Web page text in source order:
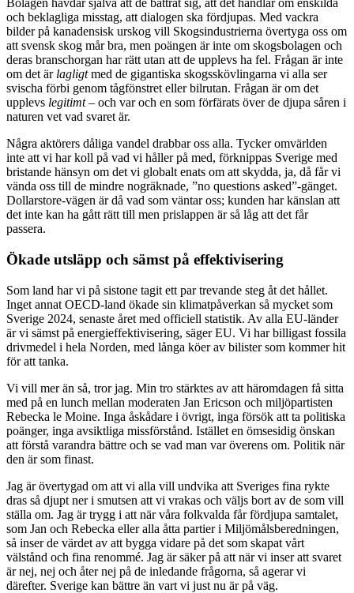
Bolagen hävdar själva att de bättrat sig, att det handlar om enskilda
och beklagliga misstag, att dialogen ska fördjupas. Med vackra
bilder på kanadensisk urskog vill Skogsindustrierna övertyga oss om
att svensk skog mår bra, men poängen är inte om skogsbolagen och
deras branschorgan har rätt utan att de upplevs ha fel. Frågan är inte
om det är lagligtmed de gigantiska skogsskövlingarna vi alla ser
svischa förbi genom tågfönstret eller bilrutan. Frågan är om det
upplevs legitimt– och var och en som förfärats över de djupa såren i
naturen vet vad svaret är.
Några aktörers dåliga vandel drabbar oss alla. Tycker omvärlden
inte att vi har koll på vad vi håller på med, förknippas Sverige med
bristande hänsyn om det vi globalt enats om att skydda, ja, då får vi
vända oss till de mindre nogräknade, ”no questions asked”-gänget.
Dollarstore-vägen är då vad som väntar oss; kunden har känslan att
det inte kan ha gått rätt till men prislappen är så låg att det får
passera.
Ökade utsläpp och sämst på effektivisering
Som land har vi på sistone tagit ett par trevande steg åt det hållet.
Inget annat OECD-land ökade sin klimatpåverkan så mycket som
Sverige 2024, senaste året med officiell statistik. Av alla EU-länder
är vi sämst på energieffektivisering, säger EU. Vi har billigast fossila
drivmedel i hela Norden, med långa köer av bilister som kommer hit
för att tanka.
Vi vill mer än så, tror jag. Min tro stärktes av att häromdagen få sitta
med på en lunch mellan moderaten Jan Ericson och miljöpartisten
Rebecka le Moine. Inga åskådare i övrigt, inga försök att ta politiska
poänger, inga avsiktliga missförstånd. Istället en ömsesidig önskan
att förstå varandra bättre och se vad man var överens om. Politik när
den är som finast.
Jag är övertygad om att vi alla vill undvika att Sveriges fina rykte
dras så djupt ner i smutsen att vi vrakas och väljs bort av de som vill
ställa om. Jag är trygg i att när våra folkvalda får fördjupa samtalet,
som Jan och Rebecka eller alla åtta partier i Miljömålsberedningen,
så inser de värdet av att bygga vidare på det som skapat vårt
välstånd och fina renommé. Jag är säker på att när vi inser att svaret
är nej, nej och åter nej på de inledande frågorna, så agerar vi
därefter. Sverige kan bättre än vart vi just nu är på väg.